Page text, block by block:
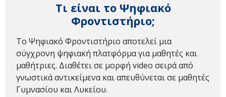
Τι είναι το Ψηφιακό
Φροντιστήριο;
Το Ψηφιακό Φροντιστήριο αποτελεί μια
σύγχρονη ψηφιακή πλατφόρμα για μαθητές και
μαθήτριες. Διαθέτει σε μορφή video σειρά από
γνωστικά αντικείμενα και απευθύνεται σε μαθητές
Γυμνασίου και Λυκείου.